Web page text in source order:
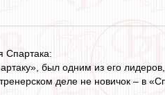
Спартака:
был одним из его
деле не новичок – в